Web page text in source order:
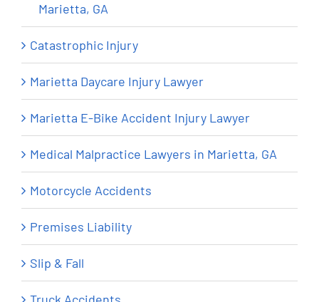
Marietta, GA
Catastrophic Injury
Marietta Daycare Injury Lawyer
Marietta E-Bike Accident Injury Lawyer
Medical Malpractice Lawyers in Marietta, GA
Motorcycle Accidents
Premises Liability
Slip & Fall